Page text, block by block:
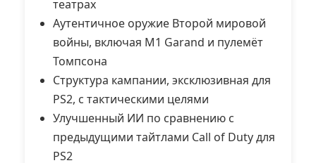
театрах
Аутентичное оружие Второй мировой
войны, включая M1 Garand и пулемёт
Томпсона
Структура кампании, эксклюзивная для
PS2, с тактическими целями
Улучшенный ИИ по сравнению с
предыдущими тайтлами Call of Duty для
PS2